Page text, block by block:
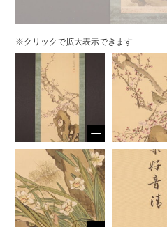
※クリックで拡大表示できます